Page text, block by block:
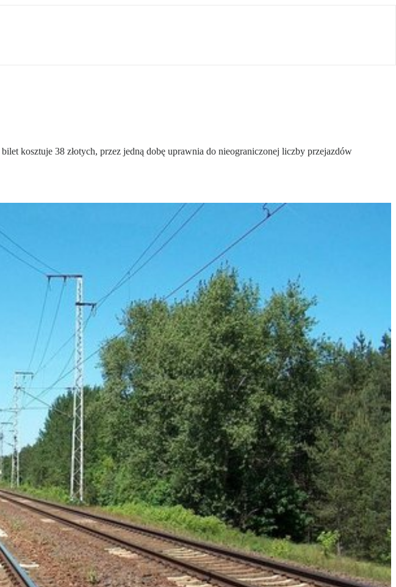
kosztuje 38 złotych, przez jedną dobę uprawnia do nieograniczonej liczby przejazdów